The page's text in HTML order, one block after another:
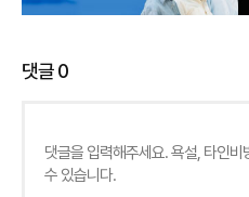
댓글0